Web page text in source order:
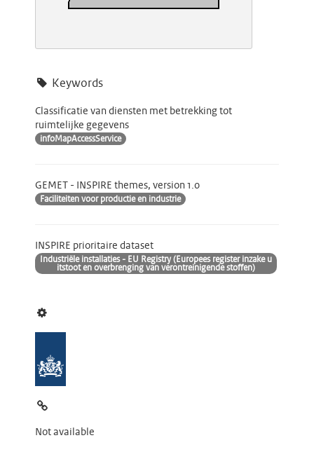
Keywords
Classificatie van diensten met betrekking tot
ruimtelijke gegevens
infoMapAccessService
GEMET - INSPIRE themes, version 1.0
Faciliteiten voor productie en industrie
INSPIRE prioritaire dataset
Industriële installaties - EU Registry (Europees register inzake u
itstoot en overbrenging van verontreinigende stoffen)
Not available